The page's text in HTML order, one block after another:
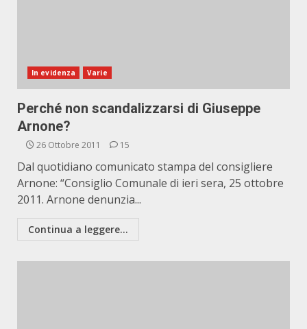
In evidenza Varie
Perché non scandalizzarsi di Giuseppe
Arnone?
26 Ottobre 2011 15
Dal quotidiano comunicato stampa del consigliere
Arnone: “Consiglio Comunale di ieri sera, 25 ottobre
2011. Arnone denunzia...
Continua a leggere...